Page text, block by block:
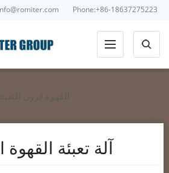
Phone:+86-18637275223
آلة تعبئة القهوة